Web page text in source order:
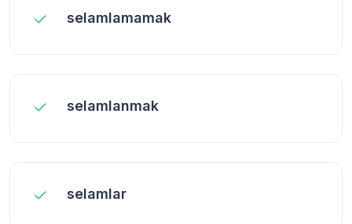
selamlamamak
selamlanmak
selamlar